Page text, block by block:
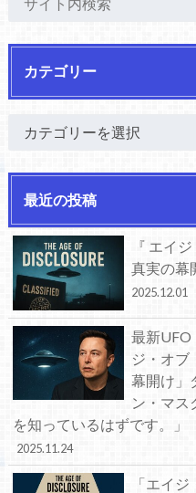
カテゴリー
最近の投稿
『 エイ
真実の幕
2025.12.01
最新UFO
ジ・オブ
幕開け」
ン・マス
を知っているはずです。」
2025.11.24
「エイ